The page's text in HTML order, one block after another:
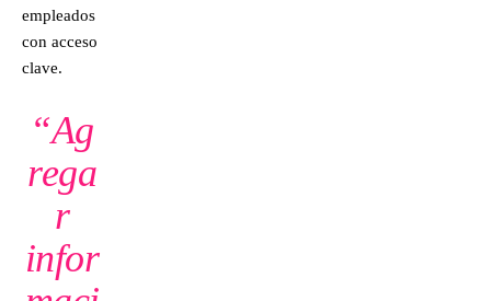
empleados
con acceso
clave.
“Ag
rega
r
infor